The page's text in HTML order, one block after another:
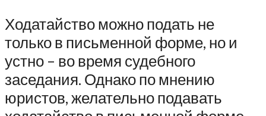
Ходатайство можно подать не
только в письменной форме, но и
устно – во время судебного
заседания. Однако по мнению
юристов, желательно подавать